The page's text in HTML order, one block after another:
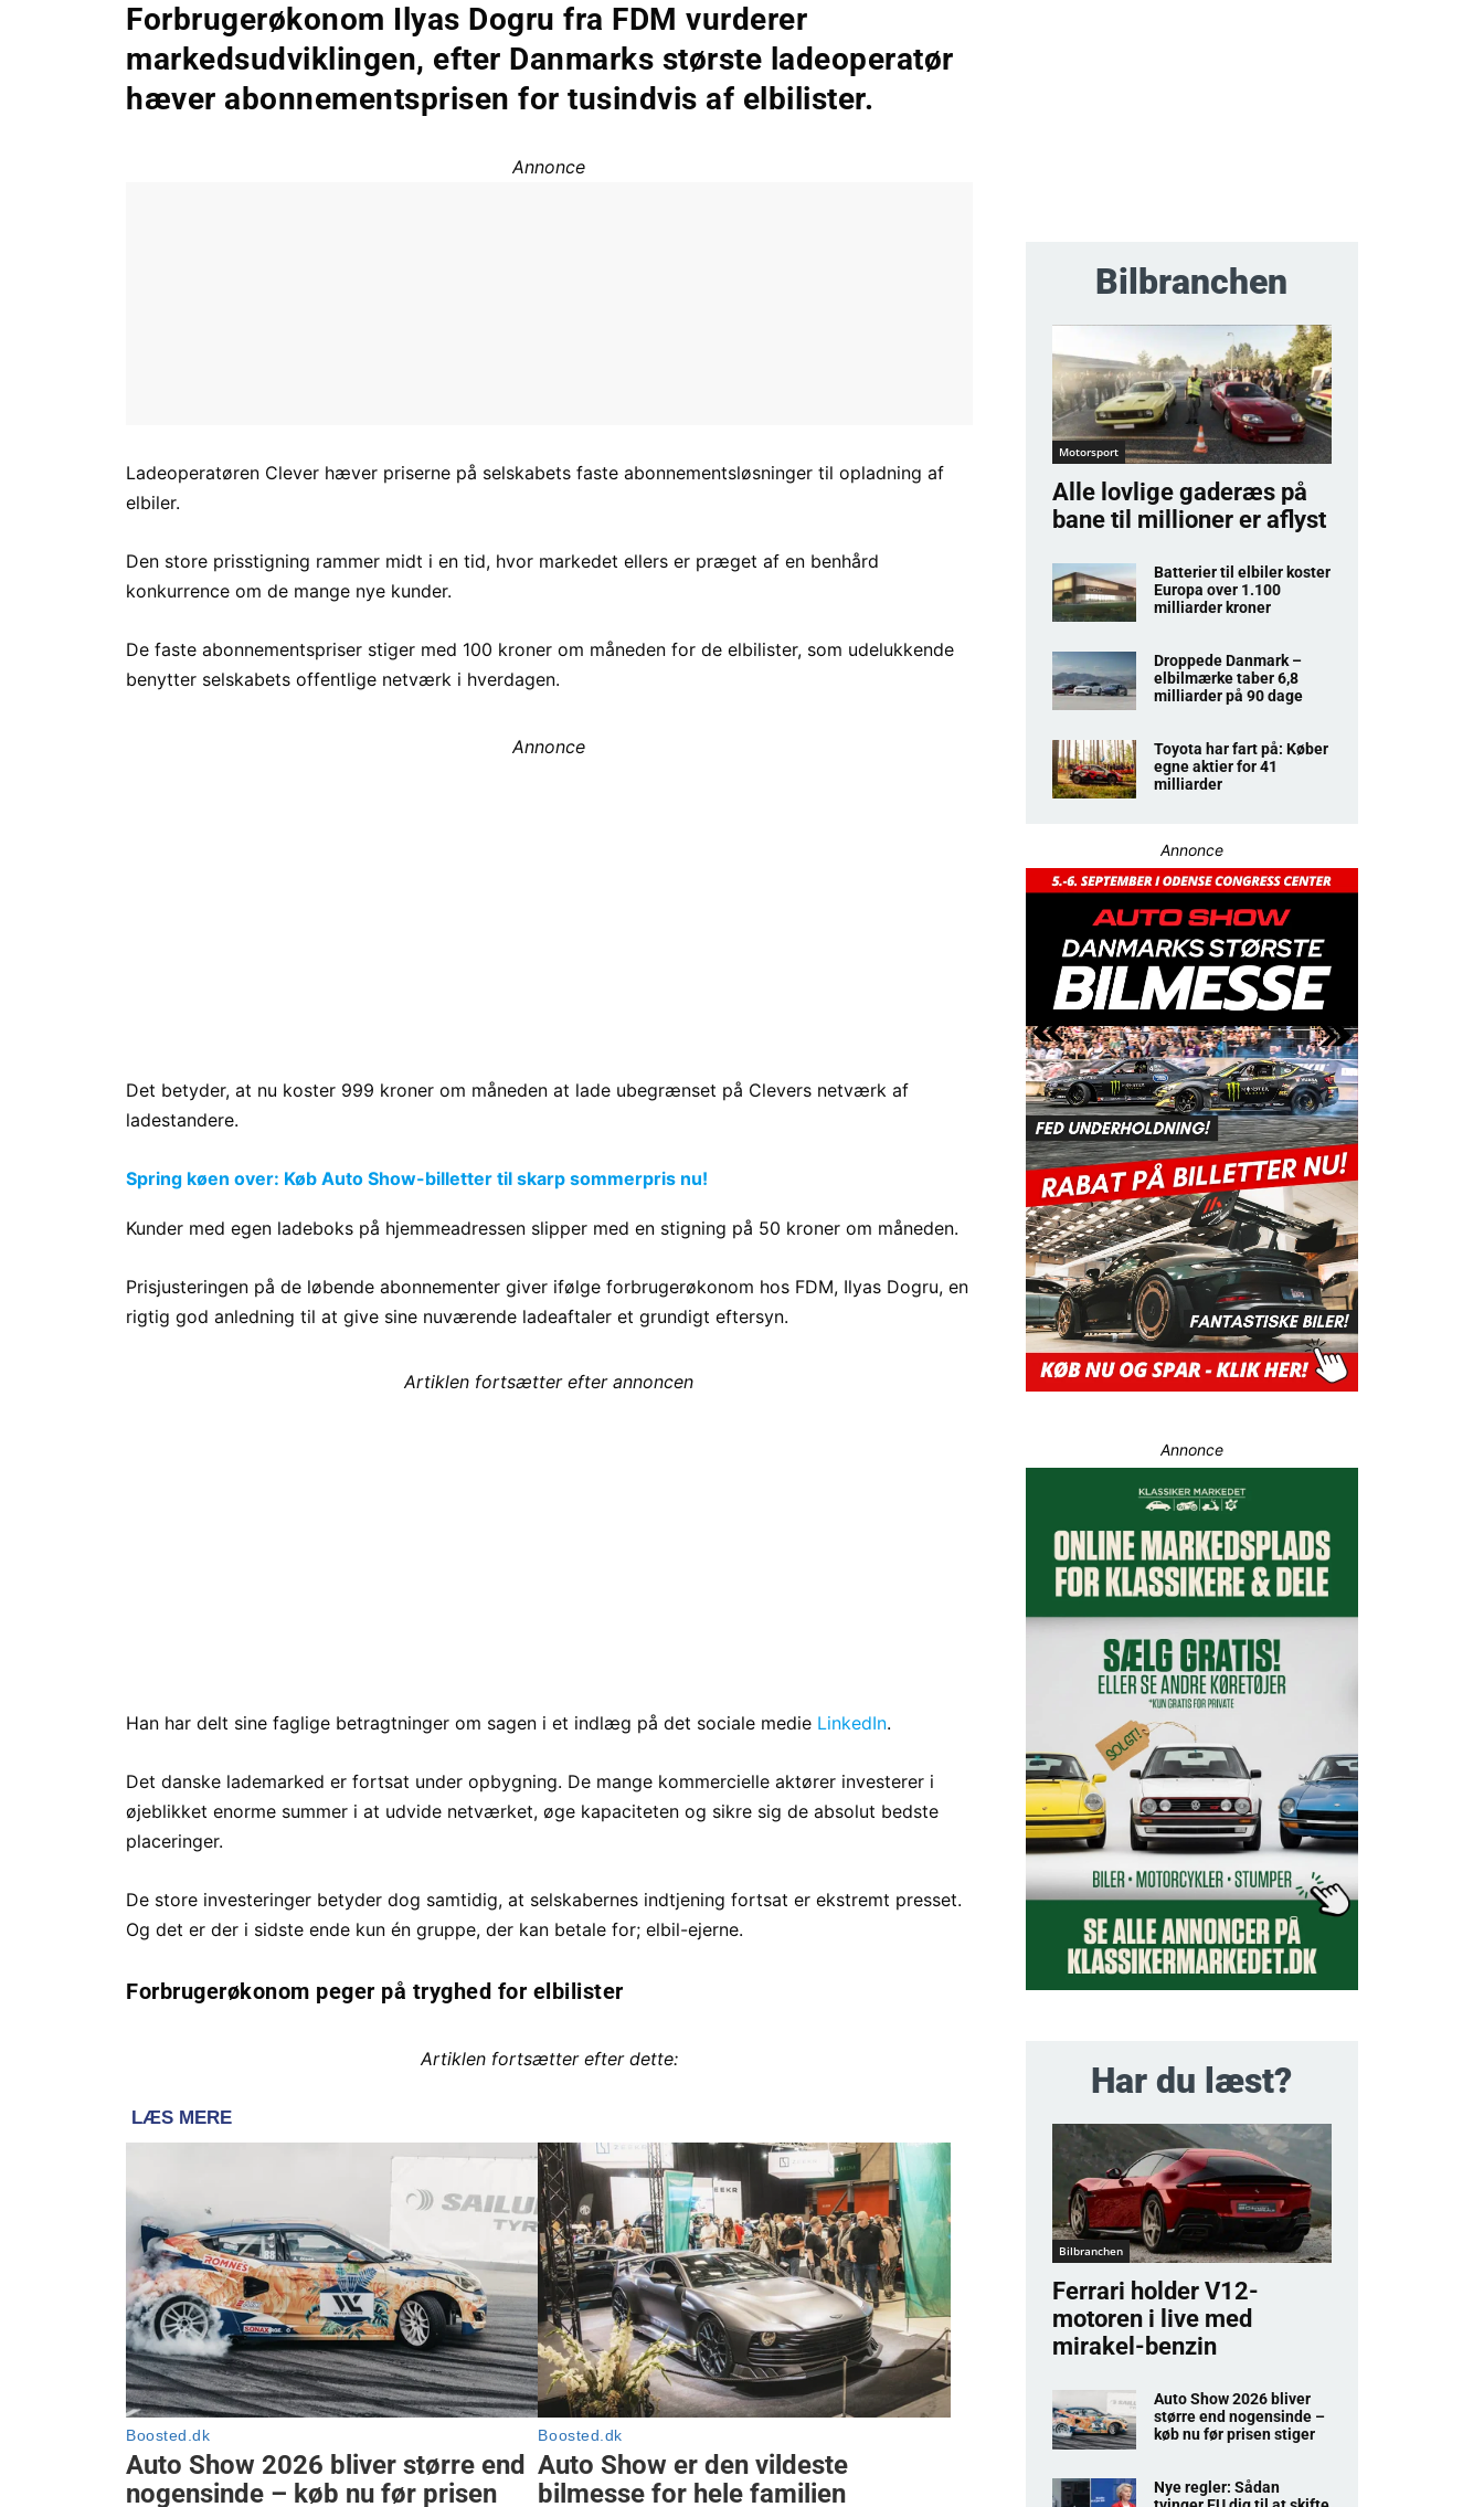
Forbrugerøkonom Ilyas Dogru fra FDM vurderer
markedsudviklingen, efter Danmarks største ladeoperatør
hæver abonnementsprisen for tusindvis af elbilister.
Annonce
Ladeoperatøren Clever hæver priserne på selskabets faste abonnementsløsninger til opladning af
elbiler.
Den store prisstigning rammer midt i en tid, hvor markedet ellers er præget af en benhård
konkurrence om de mange nye kunder.
De faste abonnementspriser stiger med 100 kroner om måneden for de elbilister, som udelukkende
benytter selskabets offentlige netværk i hverdagen.
Annonce
Det betyder, at nu koster 999 kroner om måneden at lade ubegrænset på Clevers netværk af
ladestandere.
Spring køen over: Køb Auto Show-billetter til skarp sommerpris nu!
Kunder med egen ladeboks på hjemmeadressen slipper med en stigning på 50 kroner om måneden.
Prisjusteringen på de løbende abonnementer giver ifølge forbrugerøkonom hos FDM, Ilyas Dogru, en
rigtig god anledning til at give sine nuværende ladeaftaler et grundigt eftersyn.
Artiklen fortsætter efter annoncen
Han har delt sine faglige betragtninger om sagen i et indlæg på det sociale medie LinkedIn.
Det danske lademarked er fortsat under opbygning. De mange kommercielle aktører investerer i
øjeblikket enorme summer i at udvide netværket, øge kapaciteten og sikre sig de absolut bedste
placeringer.
De store investeringer betyder dog samtidig, at selskabernes indtjening fortsat er ekstremt presset.
Og det er der i sidste ende kun én gruppe, der kan betale for; elbil-ejerne.
Forbrugerøkonom peger på tryghed for elbilister
Artiklen fortsætter efter dette:
Bilbranchen
Motorsport
Alle lovlige gaderæs på
bane til millioner er aflyst
Batterier til elbiler koster
Europa over 1.100
milliarder kroner
Droppede Danmark –
elbilmærke taber 6,8
milliarder på 90 dage
Toyota har fart på: Køber
egne aktier for 41
milliarder
Annonce
Annonce
Har du læst?
Bilbranchen
Ferrari holder V12-
motoren i live med
mirakel-benzin
Auto Show 2026 bliver
større end nogensinde –
køb nu før prisen stiger
Nye regler: Sådan